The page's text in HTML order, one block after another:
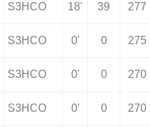
S3HCO 18' 39 277
S3HCO 0' 0 275
S3HCO 0' 0 270
S3HCO 0' 0 270